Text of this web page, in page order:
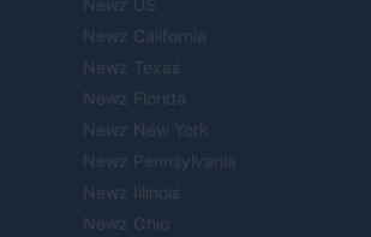
Newz US
Newz California
Newz Texas
Newz Florida
Newz New York
Newz Pennsylvania
Newz Illinois
Newz Ohio